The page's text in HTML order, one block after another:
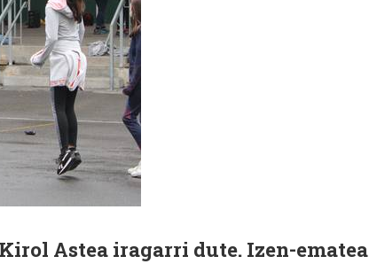
Astea iragarri dute. Izen-ematea